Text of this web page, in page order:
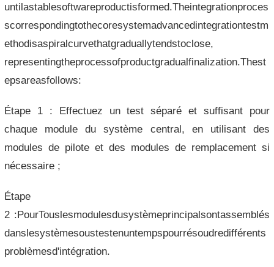
untilastablesoftwareproductisformed.Theintegrationproces
scorrespondingtothecoresystemadvancedintegrationtestm
ethodisaspiralcurvethatgraduallytendstoclose,
representingtheprocessofproductgradualfinalization.Thest
epsareasfollows:
Étape 1 : Effectuez un test séparé et suffisant pour
chaque module du système central, en utilisant des
modules de pilote et des modules de remplacement si
nécessaire ;
Étape
2 :PourTouslesmodulesdusystèmeprincipalsontassemblés
danslesystèmesoustestenuntempspourrésoudredifférents
problèmesd'intégration.